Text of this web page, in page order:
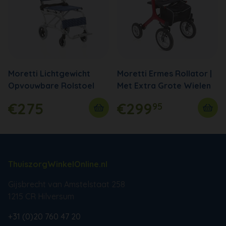
Moretti Lichtgewicht
Opvouwbare Rolstoel
€275
Moretti Ermes Rollator |
Met Extra Grote Wielen
€29995
+31 (0)20 760 47 20